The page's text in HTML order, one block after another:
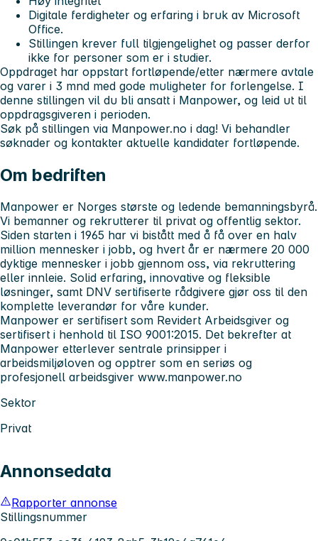
Digitale ferdigheter og erfaring i bruk av Microsoft
Office.
Stillingen krever full tilgjengelighet og passer derfor
ikke for personer som er i studier.
Oppdraget har oppstart fortløpende/etter nærmere avtale
og varer i 3 mnd med gode muligheter for forlengelse. I
denne stillingen vil du bli ansatt i Manpower, og leid ut til
oppdragsgiveren i perioden.
Søk på stillingen via Manpower.no i dag! Vi behandler
søknader og kontakter aktuelle kandidater fortløpende.
Om bedriften
Manpower er Norges største og ledende bemanningsbyrå.
Vi bemanner og rekrutterer til privat og offentlig sektor.
Siden starten i 1965 har vi bistått med å få over en halv
million mennesker i jobb, og hvert år er nærmere 20 000
dyktige mennesker i jobb gjennom oss, via rekruttering
eller innleie. Solid erfaring, innovative og fleksible
løsninger, samt DNV sertifiserte rådgivere gjør oss til den
komplette leverandør for våre kunder.
Manpower er sertifisert som Revidert Arbeidsgiver og
sertifisert i henhold til ISO 9001:2015. Det bekrefter at
Manpower etterlever sentrale prinsipper i
arbeidsmiljøloven og opptrer som en seriøs og
profesjonell arbeidsgiver www.manpower.no
Sektor
Privat
Annonsedata
Rapporter annonse
Stillingsnummer